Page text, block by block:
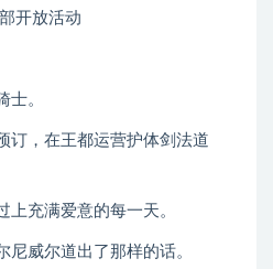
开放活动
士。
订，在王都运营护体剑法道
上充满爱意的每一天。
尼威尔道出了那样的话。